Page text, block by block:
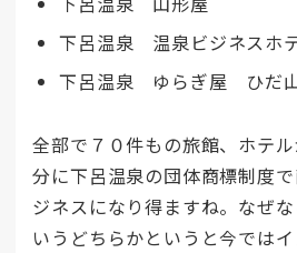
下呂温泉 温泉ビジネスホ
下呂温泉 ゆらぎ屋 ひだ
全部で７０件もの旅館、ホテ
分に下呂温泉の団体商標制度
ジネスになり得ますね。なぜ
いうどちらかというと今では